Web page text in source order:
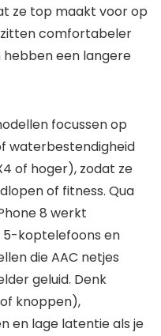
ze top maakt voor op
zitten comfortabeler
hebben een langere
focussen op
waterbestendigheid
of hoger), zodat ze
of fitness. Qua
8 werkt
koptelefoons en
die AAC netjes
geluid. Denk
knoppen),
en lage latentie als je